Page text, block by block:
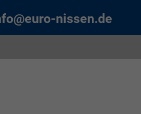
nissen.de